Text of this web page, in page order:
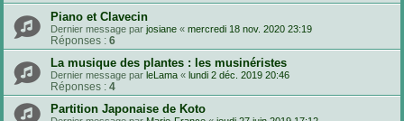
Piano et Clavecin
Dernier message par josiane « mercredi 18 nov. 2020 23:19
Réponses : 6
La musique des plantes : les musinéristes
Dernier message par leLama « lundi 2 déc. 2019 20:46
Réponses : 4
Partition Japonaise de Koto